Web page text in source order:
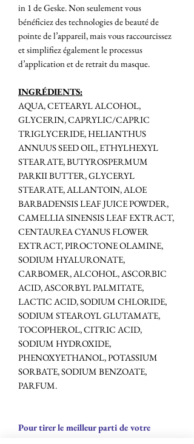
in 1 de Geske. Non seulement vous
bénéficiez des technologies de beauté de
pointe de l’appareil, mais vous raccourcissez
et simplifiez également le processus
d’application et de retrait du masque.
INGRÉDIENTS:
AQUA, CETEARYL ALCOHOL,
GLYCERIN, CAPRYLIC/CAPRIC
TRIGLYCERIDE, HELIANTHUS
ANNUUS SEED OIL, ETHYLHEXYL
STEARATE, BUTYROSPERMUM
PARKII BUTTER, GLYCERYL
STEARATE, ALLANTOIN, ALOE
BARBADENSIS LEAF JUICE POWDER,
CAMELLIA SINENSIS LEAF EXTRACT,
CENTAUREA CYANUS FLOWER
EXTRACT, PIROCTONE OLAMINE,
SODIUM HYALURONATE,
CARBOMER, ALCOHOL, ASCORBIC
ACID, ASCORBYL PALMITATE,
LACTIC ACID, SODIUM CHLORIDE,
SODIUM STEAROYL GLUTAMATE,
TOCOPHEROL, CITRIC ACID,
SODIUM HYDROXIDE,
PHENOXYETHANOL, POTASSIUM
SORBATE, SODIUM BENZOATE,
PARFUM.
Pour tirer le meilleur parti de votre